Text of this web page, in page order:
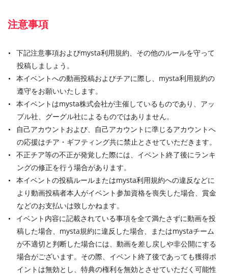
注意事項
下記注意事項およびmysta利用規約、その他のルールを守って
投稿しましょう。
本イベントへの動画投稿およびチアに際し、mysta利用規約の
遵守をお願いいたします。
本イベントはmysta株式会社が主催しているものであり、アッ
プル社、グーグル社によるものではありません。
自己アカウントおよび、自己アカウントに準じるアカウントへ
の応援はチア・ギフティング共に禁止とさせていただきます。
不正チア等の不正が発覚した際には、イベント終了後にランキ
ングの修正を行う場合があります。
本イベントの投稿ルールまたはmysta利用規約への違反などに
より動画投稿者本人がイベント参加資格を喪失した場合、賞金
などのお支払いは致しかねます。
イベント内容に記載されている事項を全て満たさずに動画を投
稿した場合、mysta規約に違反した場合、またはmystaチーム
が不適切と判断した場合には、動画を差し戻しや非公開にする
場合がございます。その際、イベント終了後であっても獲得ポ
イントは無効とし、特典の権利を無効とさせていただく可能性